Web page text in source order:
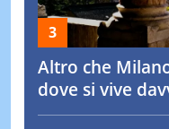
Altro che
dove si vive